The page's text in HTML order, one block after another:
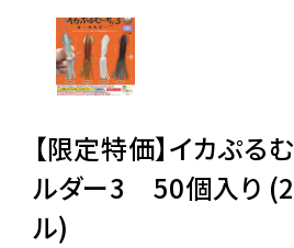
06-6282-
【限定特価】イカぷる
ルダー3 50個入り
ル)